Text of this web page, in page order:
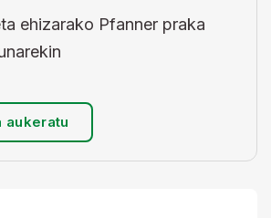
ehizarako Pfanner praka
aukeratu